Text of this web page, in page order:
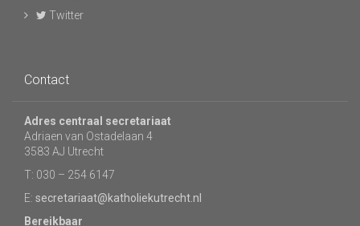
Twitter
Contact
Adres centraal secretariaat
Adriaen van Ostadelaan 4
3583 AJ Utrecht
T: 030 – 254 6147
E: secretariaat@katholiekutrecht.nl
Bereikbaar